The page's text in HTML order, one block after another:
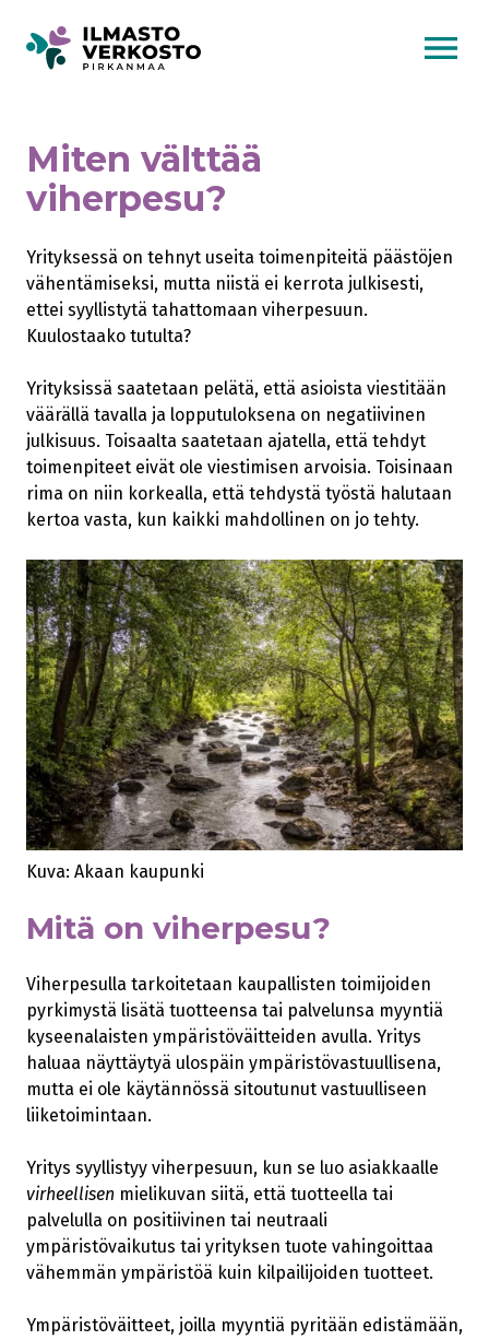
Miten välttää
viherpesu?
Yrityksessä on tehnyt useita toimenpiteitä päästöjen
vähentämiseksi, mutta niistä ei kerrota julkisesti,
ettei syyllistytä tahattomaan viherpesuun.
Kuulostaako tutulta?
Yrityksissä saatetaan pelätä, että asioista viestitään
väärällä tavalla ja lopputuloksena on negatiivinen
julkisuus. Toisaalta saatetaan ajatella, että tehdyt
toimenpiteet eivät ole viestimisen arvoisia. Toisinaan
rima on niin korkealla, että tehdystä työstä halutaan
kertoa vasta, kun kaikki mahdollinen on jo tehty.
Kuva: Akaan kaupunki
Mitä on viherpesu?
Viherpesulla tarkoitetaan kaupallisten toimijoiden
pyrkimystä lisätä tuotteensa tai palvelunsa myyntiä
kyseenalaisten ympäristöväitteiden avulla. Yritys
haluaa näyttäytyä ulospäin ympäristövastuullisena,
mutta ei ole käytännössä sitoutunut vastuulliseen
liiketoimintaan.
Yritys syyllistyy viherpesuun, kun se luo asiakkaalle
virheellisen mielikuvan siitä, että tuotteella tai
palvelulla on positiivinen tai neutraali
ympäristövaikutus tai yrityksen tuote vahingoittaa
vähemmän ympäristöä kuin kilpailijoiden tuotteet.
Ympäristöväitteet, joilla myyntiä pyritään edistämään,